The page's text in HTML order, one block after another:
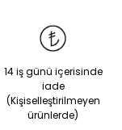
14 iş günü içerisinde
iade
(Kişiselleştirilmeyen
ürünlerde)